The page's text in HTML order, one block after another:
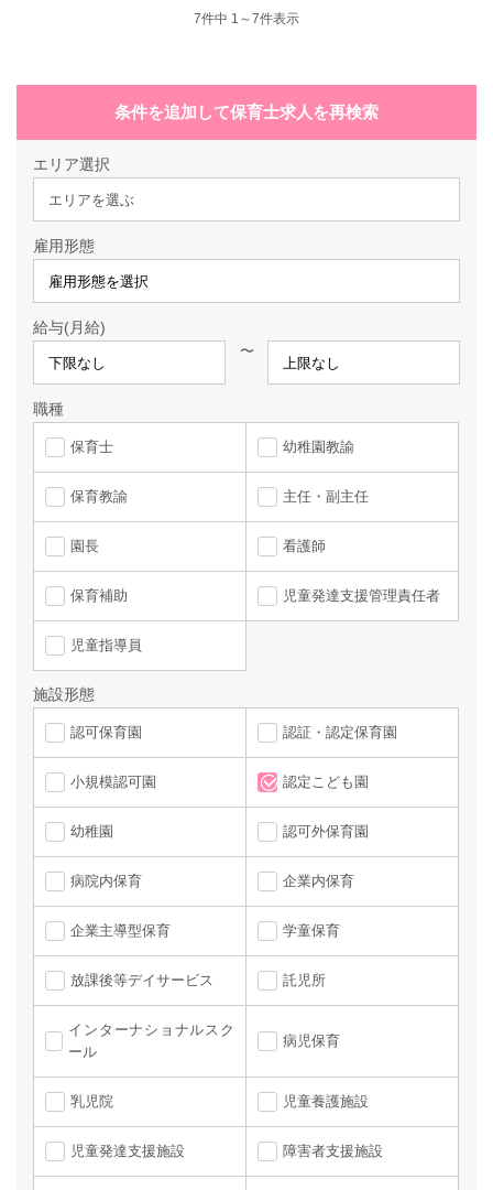
7件中 1～7件表示
条件を追加して保育士求人を再検索
エリア選択
エリアを選ぶ
雇用形態
給与(月給)
〜
職種
保育士 幼稚園教諭
保育教諭 主任・副主任
園長 看護師
保育補助 児童発達支援管理責任者
児童指導員
施設形態
認可保育園 認証・認定保育園
小規模認可園 認定こども園
幼稚園 認可外保育園
病院内保育 企業内保育
企業主導型保育 学童保育
放課後等デイサービス 託児所
インターナショナルスク
ール
病児保育
乳児院 児童養護施設
児童発達支援施設 障害者支援施設